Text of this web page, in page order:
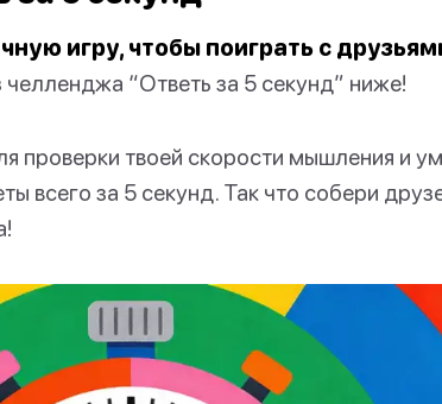
игру, чтобы поиграть с
“Ответь за 5 секунд” ниже!
проверки твоей скорости мышления и
всего за 5 секунд. Так что собери